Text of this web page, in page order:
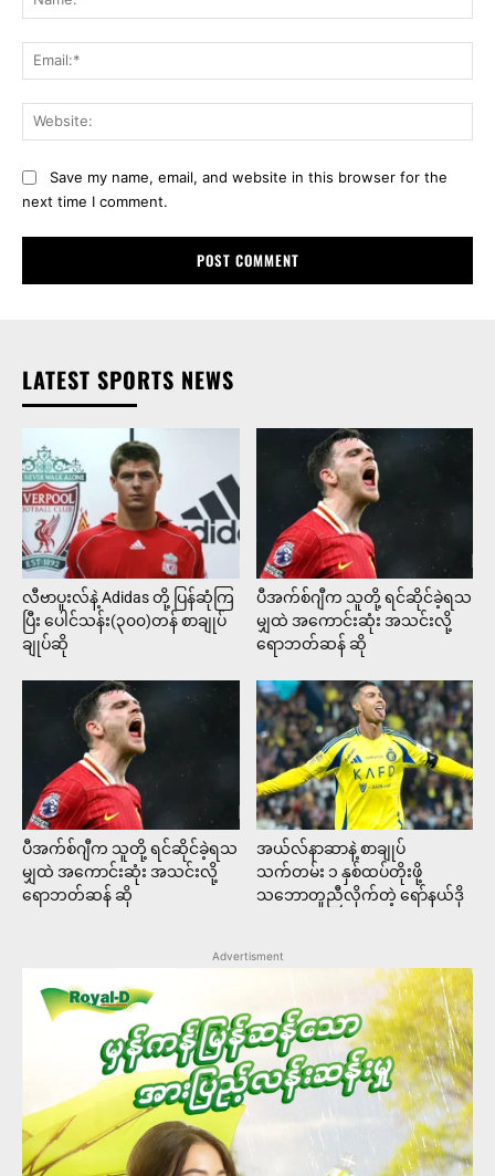
Save my name, email, and website in this browser for the
next time I comment.
LATEST SPORTS NEWS
လီဗာပူးလ်နဲ့ Adidas တို့ ပြန်ဆုံကြ
ပြီး ပေါင်သန်း(၃၀၀)တန် စာချုပ်
ချုပ်ဆို
ပီအက်စ်ဂျီက သူတို့ ရင်ဆိုင်ခဲ့ရသ
မျှထဲ အကောင်းဆုံး အသင်းလို့
ရောဘတ်ဆန် ဆို
ပီအက်စ်ဂျီက သူတို့ ရင်ဆိုင်ခဲ့ရသ
မျှထဲ အကောင်းဆုံး အသင်းလို့
ရောဘတ်ဆန် ဆို
အယ်လ်နာဆာနဲ့ စာချုပ်
သက်တမ်း ၁ နှစ်ထပ်တိုးဖို့
သဘောတူညီလိုက်တဲ့ ရော်နယ်ဒို
Advertisment